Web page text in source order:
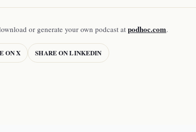
or generate your own podcast at podhoc.com.
ON X SHARE ON LINKEDIN